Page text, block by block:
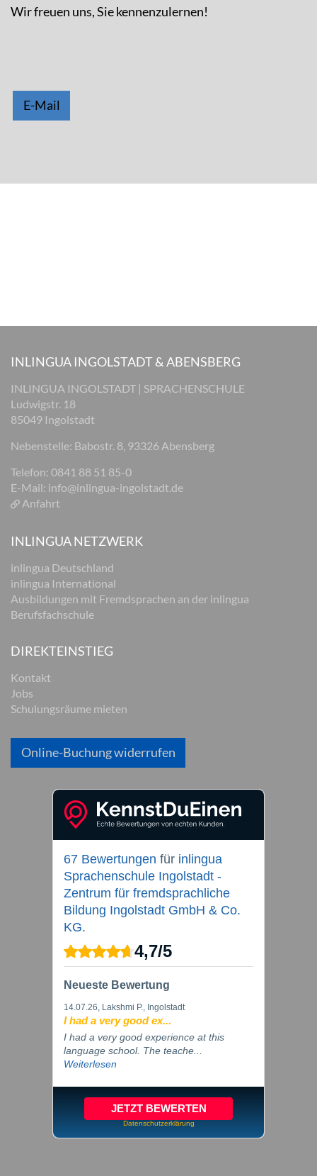
Wir freuen uns, Sie kennenzulernen!
E-Mail
INLINGUA INGOLSTADT & ABENSBERG
INLINGUA INGOLSTADT | SPRACHENSCHULE
Ludwigstr. 18
85049 Ingolstadt
Nebenstelle: Babostr. 8, 93326 Abensberg
Telefon: 0841 88 51 85-0
E-Mail: info@inlingua-ingolstadt.de
Anfahrt
INLINGUA NETZWERK
inlingua Deutschland
inlingua International
Ausbildungen mit Fremdsprachen an der inlingua
Berufsfachschule
DIREKTEINSTIEG
Kontakt
Jobs
Schulungsräume mieten
Online-Buchung widerrufen
67 Bewertungen für inlingua
Sprachenschule Ingolstadt -
Zentrum für fremdsprachliche
Bildung Ingolstadt GmbH & Co.
KG.
4,7/5
Neueste Bewertung
14.07.26, Lakshmi P., Ingolstadt
I had a very good ex...
I had a very good experience at this
language school. The teache...
Weiterlesen
JETZT BEWERTEN
Datenschutzerklärung